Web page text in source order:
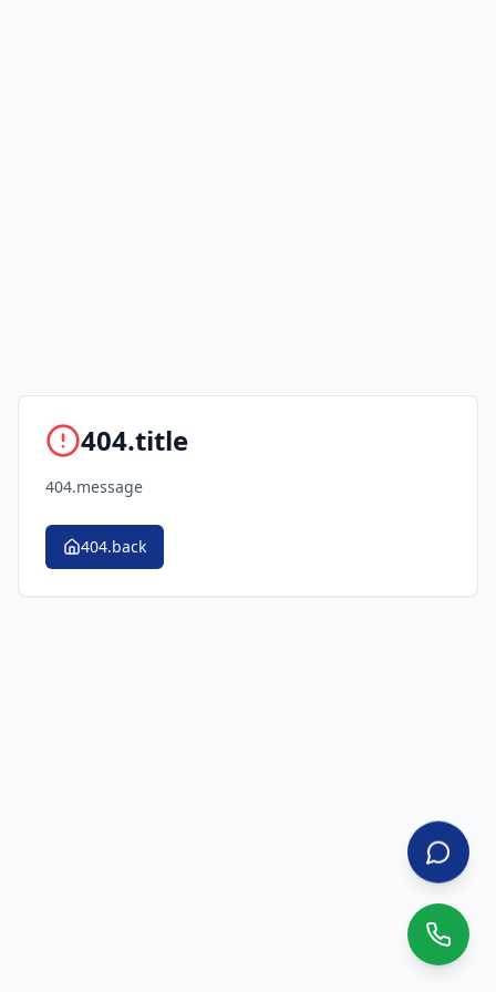
404.title
404.message
404.back